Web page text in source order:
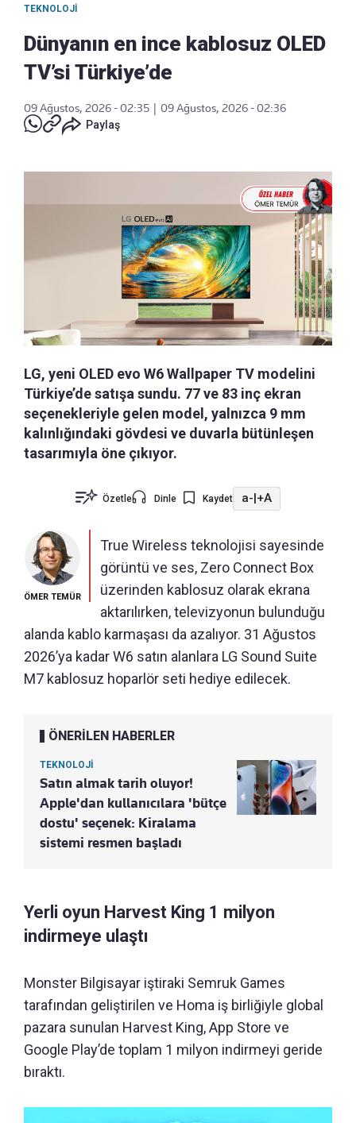
TEKNOLOJI
Dünyanın en ince kablosuz OLED
TV’si Türkiye’de
09 Ağustos, 2026 - 02:35
09 Ağustos, 2026 - 02:36
Paylaş
LG, yeni OLED evo W6 Wallpaper TV modelini
Türkiye’de satışa sundu. 77 ve 83 inç ekran
seçenekleriyle gelen model, yalnızca 9 mm
kalınlığındaki gövdesi ve duvarla bütünleşen
tasarımıyla öne çıkıyor.
Özetle Dinle Kaydet a-|+A
ÖMER TEMÜR
True Wireless teknolojisi sayesinde
görüntü ve ses, Zero Connect Box
üzerinden kablosuz olarak ekrana
aktarılırken, televizyonun bulunduğu
alanda kablo karmaşası da azalıyor. 31 Ağustos
2026’ya kadar W6 satın alanlara LG Sound Suite
M7 kablosuz hoparlör seti hediye edilecek.
ÖNERİLEN HABERLER
TEKNOLOJİ
Satın almak tarih oluyor!
Apple'dan kullanıcılara 'bütçe
dostu' seçenek: Kiralama
sistemi resmen başladı
Yerli oyun Harvest King 1 milyon
indirmeye ulaştı
Monster Bilgisayar iştiraki Semruk Games
tarafından geliştirilen ve Homa iş birliğiyle global
pazara sunulan Harvest King, App Store ve
Google Play’de toplam 1 milyon indirmeyi geride
bıraktı.